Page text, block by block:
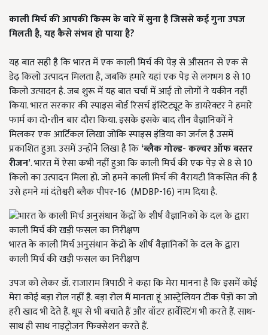
काली मिर्च की आपकी किस्म के बारे में सुना है जिससे कई गुना उपज
मिलती है, यह कैसे संभव हो पाया है?
यह बात सही है कि भारत में एक काली मिर्च की पेड़ से औसतन से एक से
डेढ़ किलो उत्पादन मिलता है, जबकि हमारे यहां एक पेड़ से लगभग 8 से 10
किलो उत्पादन है. जब शुरू में यह बात चर्चा में आई तो लोगों ने यकीन नहीं
किया. भारत सरकार की स्पाइस बोर्ड रिसर्च इंस्टिट्यूट के डायरेक्टर ने हमारे
फार्म का दो-तीन बार दौरा किया. इसके इसके बाद तीन वैज्ञानिकों ने
मिलकर एक आर्टिकल लिखा जोकि स्पाइस इंडिया का जर्नल है उसमें
प्रकाशित हुआ. उसमें उन्होंने लिखा है कि‘ब्लैक गोल्ड- कल्चर ऑफ बस्तर
रीजन’. भारत में ऐसा कभी नहीं हुआ कि काली मिर्च की एक पेड़ से 8 से 10
किलो का उत्पादन मिला हो. जो हमने काली मिर्च की वैरायटी विकसित की है
उसे हमने मां दंतेश्वरी ब्लैक पीपर-16 (MDBP-16) नाम दिया है.
भारत के काली मिर्च अनुसंधान केंद्रों के शीर्ष वैज्ञानिकों के दल के द्वारा
काली मिर्च की खड़ी फसल का निरीक्षण
उपज को लेकर डॉ. राजाराम त्रिपाठी ने कहा कि मेरा मानना है कि इसमें कोई
मेरा कोई बड़ा रोल नहीं है. बड़ा रोल मैं मानता हूं आस्ट्रेलियन टीक पेड़ों का जो
हरी खाद भी देते हैं. धूप से भी बचाते हैं और वॉटर हार्वेस्टिंग भी करते हैं. साथ-
साथ ही साथ नाइट्रोजन फिक्सेशन करते हैं.